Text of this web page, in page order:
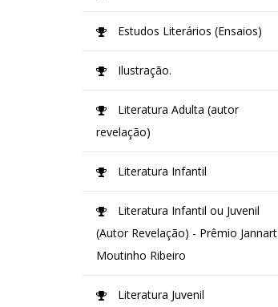
Estudos Literários (Ensaios)
Ilustração.
Literatura Adulta (autor
revelação)
Literatura Infantil
Literatura Infantil ou Juvenil
(Autor Revelação) - Prêmio Jannart
Moutinho Ribeiro
Literatura Juvenil